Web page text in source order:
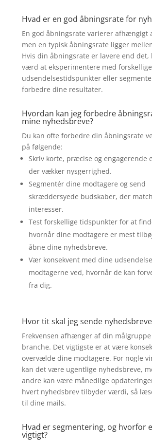
Hvad er en god åbningsrate for
En god åbningsrate varierer afhængigt
men en typisk åbningsrate ligger
Hvis din åbningsrate er lavere end
værd at eksperimentere med
udsendelsestidspunkter eller
forbedre dine resultater.
Hvordan kan jeg forbedre
mine nyhedsbreve?
Du kan ofte forbedre din åbningsrate
på følgende:
Skriv korte, præcise og engagerende
der vækker nysgerrighed.
Segmentér dine modtagere og send
skræddersyede budskaber, der
interesser.
Test forskellige tidspunkter for at
hvornår dine modtagere er mest
åbne dine nyhedsbreve.
Vær konsekvent med dine
modtagerne ved, hvornår de kan
fra dig.
Hvor tit skal jeg sende
Frekvensen afhænger af din
branche. Det vigtigste er at være
overvælde dine modtagere. For nogle
kan det være ugentlige nyhedsbreve,
andre kan være månedlige
hvert nyhedsbrev tilbyder værdi, så
til dine mails.
Hvad er segmentering, og hvorfor
vigtigt?